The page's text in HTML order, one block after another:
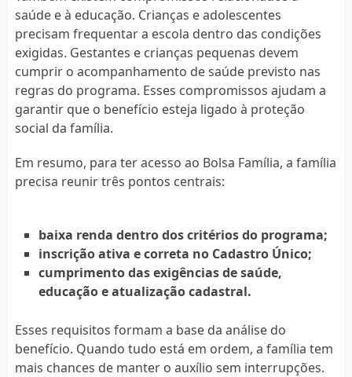
saúde e à educação. Crianças e adolescentes
precisam frequentar a escola dentro das condições
exigidas. Gestantes e crianças pequenas devem
cumprir o acompanhamento de saúde previsto nas
regras do programa. Esses compromissos ajudam a
garantir que o benefício esteja ligado à proteção
social da família.
Em resumo, para ter acesso ao Bolsa Família, a família
precisa reunir três pontos centrais:
baixa renda dentro dos critérios do programa;
inscrição ativa e correta no Cadastro Único;
cumprimento das exigências de saúde,
educação e atualização cadastral.
Esses requisitos formam a base da análise do
benefício. Quando tudo está em ordem, a família tem
mais chances de manter o auxílio sem interrupções.